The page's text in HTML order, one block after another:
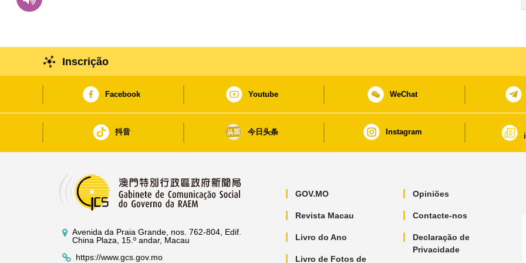
Inscrição
Facebook Youtube WeChat
抖音 今日头条 Instagram
Avenida da Praia Grande, nos. 762-804, Edif.
China Plaza, 15.º andar, Macau
https://www.gcs.gov.mo
GOV.MO
Revista Macau
Livro do Ano
Livro de Fotos de
Opiniões
Contacte-nos
Declaração de
Privacidade